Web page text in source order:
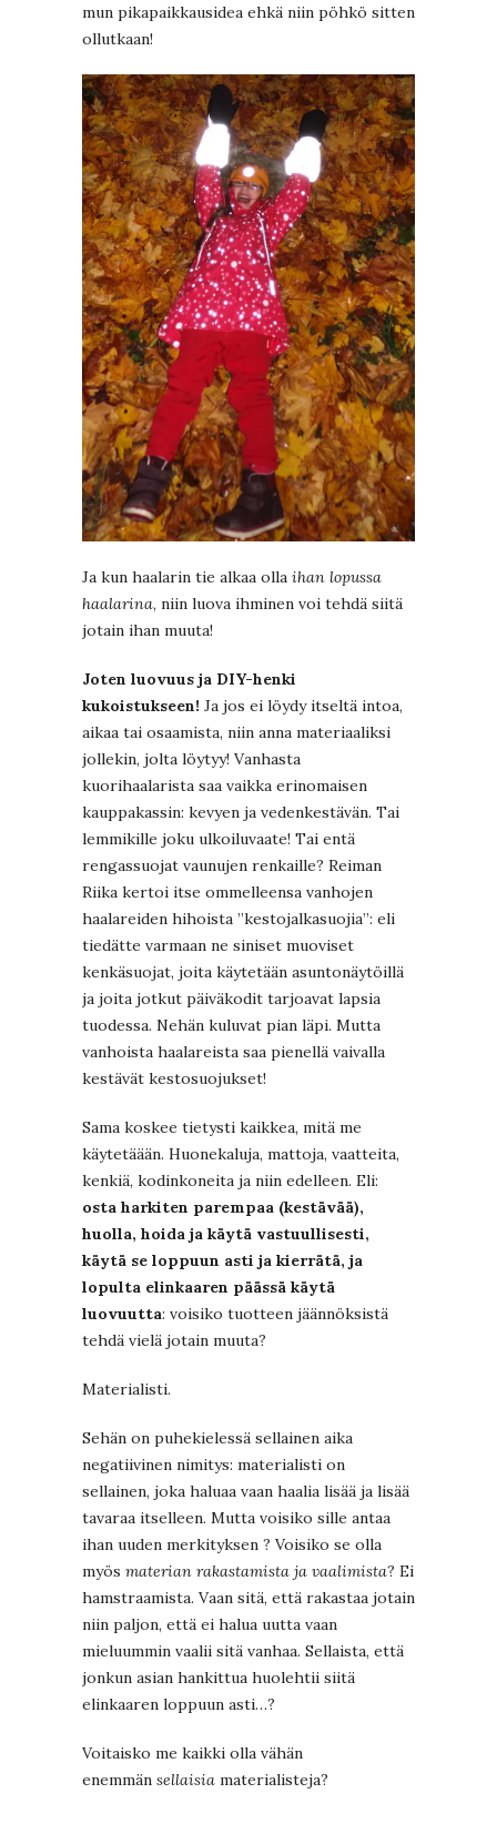
mun pikapaikkausidea ehkä niin pöhkö sitten
ollutkaan!
Ja kun haalarin tie alkaa olla ihan lopussa
haalarina, niin luova ihminen voi tehdä siitä
jotain ihan muuta!
Joten luovuus ja DIY-henki
kukoistukseen! Ja jos ei löydy itseltä intoa,
aikaa tai osaamista, niin anna materiaaliksi
jollekin, jolta löytyy! Vanhasta
kuorihaalarista saa vaikka erinomaisen
kauppakassin: kevyen ja vedenkestävän. Tai
lemmikille joku ulkoiluvaate! Tai entä
rengassuojat vaunujen renkaille? Reiman
Riika kertoi itse ommelleensa vanhojen
haalareiden hihoista ”kestojalkasuojia”: eli
tiedätte varmaan ne siniset muoviset
kenkäsuojat, joita käytetään asuntonäytöillä
ja joita jotkut päiväkodit tarjoavat lapsia
tuodessa. Nehän kuluvat pian läpi. Mutta
vanhoista haalareista saa pienellä vaivalla
kestävät kestosuojukset!
Sama koskee tietysti kaikkea, mitä me
käytetäään. Huonekaluja, mattoja, vaatteita,
kenkiä, kodinkoneita ja niin edelleen. Eli:
osta harkiten parempaa (kestävää),
huolla, hoida ja käytä vastuullisesti,
käytä se loppuun asti ja kierrätä, ja
lopulta elinkaaren päässä käytä
luovuutta: voisiko tuotteen jäännöksistä
tehdä vielä jotain muuta?
Materialisti.
Sehän on puhekielessä sellainen aika
negatiivinen nimitys: materialisti on
sellainen, joka haluaa vaan haalia lisää ja lisää
tavaraa itselleen. Mutta voisiko sille antaa
ihan uuden merkityksen ? Voisiko se olla
myös materian rakastamista ja vaalimista? Ei
hamstraamista. Vaan sitä, että rakastaa jotain
niin paljon, että ei halua uutta vaan
mieluummin vaalii sitä vanhaa. Sellaista, että
jonkun asian hankittua huolehtii siitä
elinkaaren loppuun asti…?
Voitaisko me kaikki olla vähän
enemmän sellaisia materialisteja?